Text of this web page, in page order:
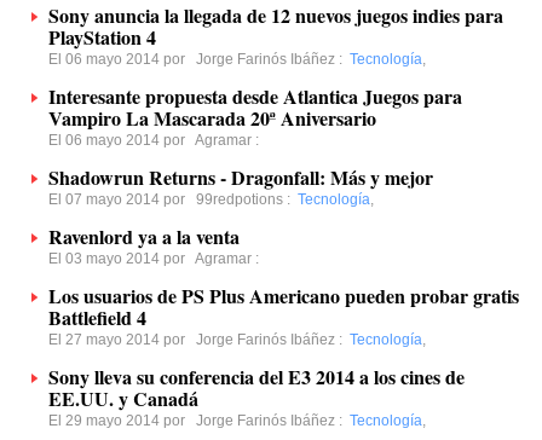
Sony anuncia la llegada de 12 nuevos juegos indies para
PlayStation 4
El 06 mayo 2014 por Jorge Farinós Ibáñez : Tecnología,
Interesante propuesta desde Atlantica Juegos para
Vampiro La Mascarada 20ª Aniversario
El 06 mayo 2014 por Agramar :
Shadowrun Returns - Dragonfall: Más y mejor
El 07 mayo 2014 por 99redpotions : Tecnología,
Ravenlord ya a la venta
El 03 mayo 2014 por Agramar :
Los usuarios de PS Plus Americano pueden probar gratis
Battlefield 4
El 27 mayo 2014 por Jorge Farinós Ibáñez : Tecnología,
Sony lleva su conferencia del E3 2014 a los cines de
EE.UU. y Canadá
El 29 mayo 2014 por Jorge Farinós Ibáñez : Tecnología,